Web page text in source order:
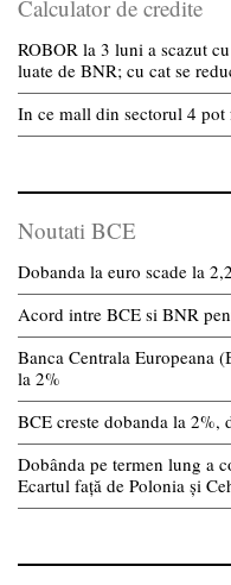
Calculator de credite
ROBOR la 3 luni a scazut
luate de BNR; cu cat se
In ce mall din sectorul 4 pot
Noutati BCE
Dobanda la euro scade la
Acord intre BCE si BNR
Banca Centrala Europeana
la 2%
BCE creste dobanda la 2%,
Dobânda pe termen lung a
Ecartul față de Polonia și